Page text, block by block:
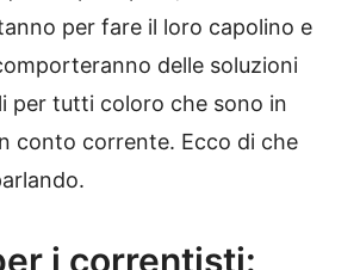
per fare il loro capolino e
delle soluzioni
per tutti coloro che sono in
conto corrente. Ecco di che
i correntisti: